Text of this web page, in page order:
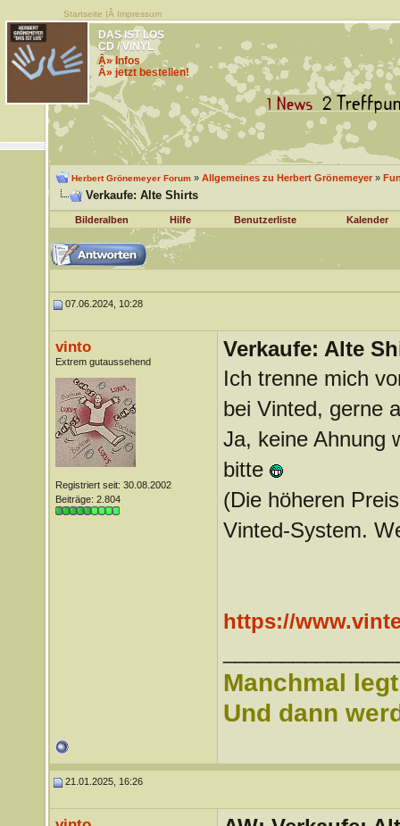
Startseite |Â Impressum
DAS IST LOS
CD / VINYL
Â» Infos
Â» jetzt bestellen!
Herbert Grönemeyer Forum» Allgemeines zu Herbert Grönemeyer»
Verkaufe: Alte Shirts
Bilderalben Hilfe Benutzerliste Kalender
07.06.2024, 10:28
vinto
Extrem gutaussehend
Registriert seit: 30.08.2002
Beiträge: 2.804
Verkaufe: Alte
Ich trenne mich
bei Vinted, gerne
Ja, keine Ahnung
bitte
(Die höheren
Vinted-System.
https://
Manchmal
Und dann
21.01.2025, 16:26